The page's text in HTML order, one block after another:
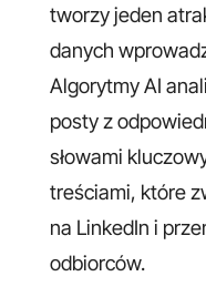
tworzy jeden
danych
Algorytmy AI
posty z
słowami
treściami, które
na LinkedIn i
odbiorców.